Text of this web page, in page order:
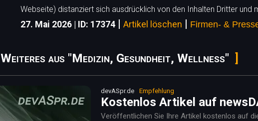
Webseite) distanziert sich ausdrücklich von den Inhalten Dritter und
27. Mai 2026 | ID: 17374 | Artikel löschen | Firmen- &
Weiteres aus "Medizin, Gesundheit, Wellness"
devASpr.de Empfehlung
Kostenlos Artikel auf
Veröffentlichen Sie Ihre Artikel kostenlos auf